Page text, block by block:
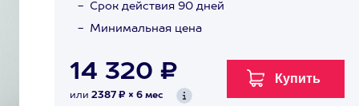
Срок действия 90 дней
Минимальная цена
14 320 ₽
или 2387 ₽ × 6 мес